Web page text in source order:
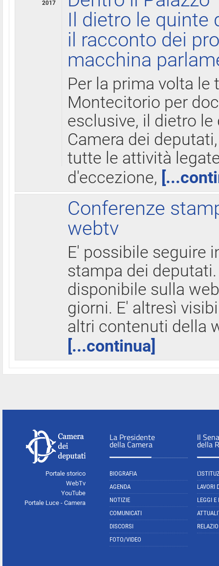
2017
Il dietro le quinte
il racconto dei
macchina
Per la prima volta le
Montecitorio per
esclusive, il dietro
Camera dei
tutte le attività
d'eccezione,
Conferenze
webtv
E' possibile seguire
stampa dei
disponibile sulla
giorni. E' altresì
altri contenuti della
[...continua]
Portale storico
WebTv
YouTube
Portale Luce - Camera
La Presidente
della Camera
BIOGRAFIA
AGENDA
NOTIZIE
COMUNICATI
DISCORSI
FOTO/VIDEO
Il
della
LAVORI
LEGGI E